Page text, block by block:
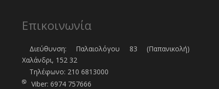
Επικοινωνία
Διεύθυνση: Παλαιολόγου 83 (Παπανικολή)
Χαλάνδρι, 152 32
Τηλέφωνo: 210 6813000
Viber: 6974 757666